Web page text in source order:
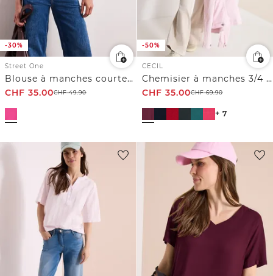
-30%
Street One
Blouse à manches courtes avec col fendu en couleur unie
CHF 35.00CHF49.90
-50%
CECIL
Chemisier à manches 3/4 avec col fendu
CHF 35.00CHF69.90
+ 7